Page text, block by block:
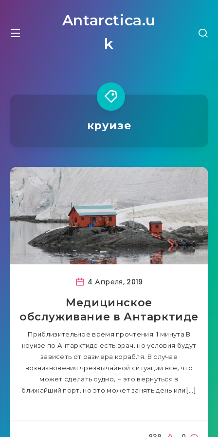
Antarctica.u
k
круизе
4 Апреля, 2019
Медицинское
обслуживание в Антарктиде
Приблизительное время прочтения: 1 минута В
круизе по Антарктиде есть врач, но условия будут
зависеть от размера корабля. В случае
возникновения чрезвычайной ситуации все, что
может сделать судно, – это вернуться в
ближайший порт, но это может занять день или[…]